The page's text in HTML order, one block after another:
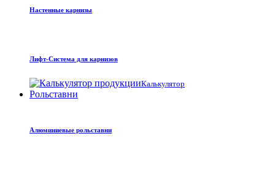
Настенные карнизы
Лифт-Система для карнизов
Калькулятор
Рольставни
Алюминиевые рольставни